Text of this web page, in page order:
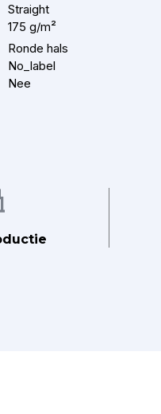
Straight
175 g/m²
Ronde hals
No_label
Nee